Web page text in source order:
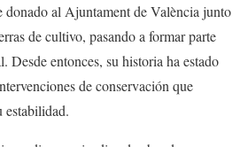
al Ajuntament de València junto
de cultivo, pasando a formar parte
Desde entonces, su historia ha estado
de conservación que
estabilidad.